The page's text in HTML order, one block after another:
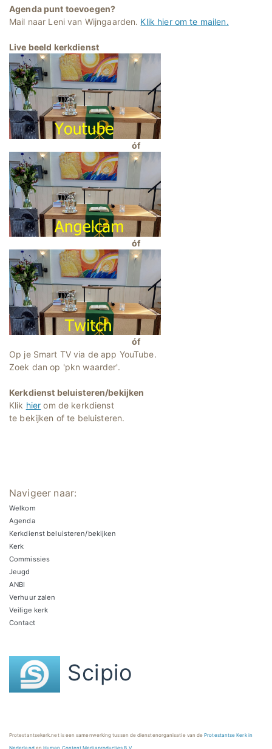
Agenda punt toevoegen?
Mail naar Leni van Wijngaarden. Klik hier om te mailen.
Live beeld kerkdienst
óf
óf
óf
Op je Smart TV via de app YouTube.
Zoek dan op 'pkn waarder'.
Kerkdienst beluisteren/bekijken
Klik hier om de kerkdienst
te bekijken of te beluisteren.
Navigeer naar:
Welkom
Agenda
Kerkdienst beluisteren/bekijken
Kerk
Commissies
Jeugd
ANBI
Verhuur zalen
Veilige kerk
Contact
Scipio
Protestantsekerk.net is een samenwerking tussen de dienstenorganisatie van deProtestantse Kerk in
NederlandenHuman Content Mediaproducties B.V.